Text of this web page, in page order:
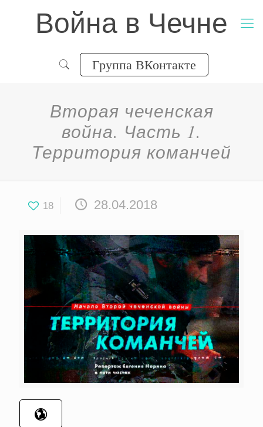
Война в Чечне
Группа ВКонтакте
Вторая чеченская
война. Часть 1.
Территория команчей
18 28.04.2018